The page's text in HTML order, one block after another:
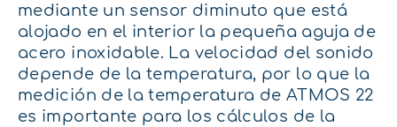
mediante un sensor diminuto que está
alojado en el interior la pequeña aguja de
acero inoxidable. La velocidad del sonido
depende de la temperatura, por lo que la
medición de la temperatura de ATMOS 22
es importante para los cálculos de la